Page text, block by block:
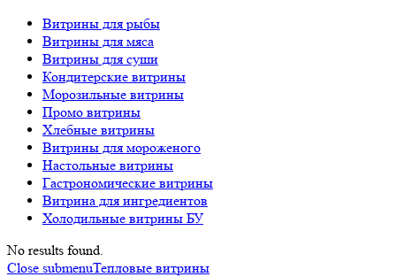
Витрины для рыбы
Витрины для мяса
Витрины для суши
Кондитерские витрины
Морозильные витрины
Промо витрины
Хлебные витрины
Витрины для мороженого
Настольные витрины
Гастрономические витрины
Витрина для ингредиентов
Холодильные витрины БУ
No results found.
Close submenuТепловые витрины